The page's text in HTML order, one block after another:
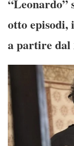
“Leonardo”
otto episodi,
a partire dal